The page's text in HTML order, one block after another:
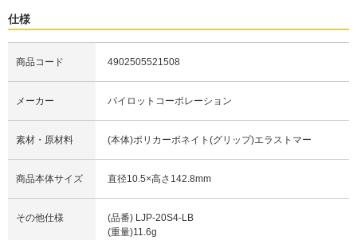
仕様
商品コード 4902505521508
メーカー パイロットコーポレーション
素材・原材料 (本体)ポリカーボネイト(グリップ)エラストマー
商品本体サイズ 直径10.5×高さ142.8mm
その他仕様
(品番) LJP-20S4-LB
(重量)11.6g